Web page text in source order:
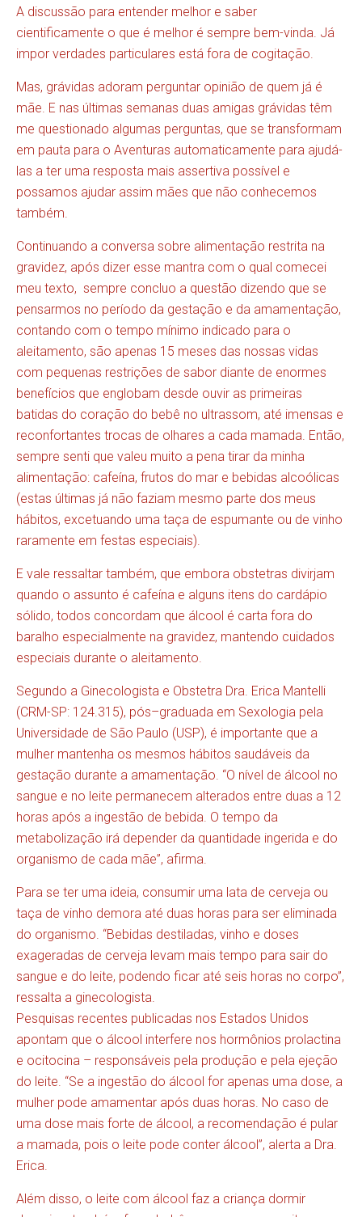
A discussão para entender melhor e saber
cientificamente o que é melhor é sempre bem-vinda. Já
impor verdades particulares está fora de cogitação.
Mas, grávidas adoram perguntar opinião de quem já é
mãe. E nas últimas semanas duas amigas grávidas têm
me questionado algumas perguntas, que se transformam
em pauta para o Aventuras automaticamente para ajudá-
las a ter uma resposta mais assertiva possível e
possamos ajudar assim mães que não conhecemos
também.
Continuando a conversa sobre alimentação restrita na
gravidez, após dizer esse mantra com o qual comecei
meu texto, sempre concluo a questão dizendo que se
pensarmos no período da gestação e da amamentação,
contando com o tempo mínimo indicado para o
aleitamento, são apenas 15 meses das nossas vidas
com pequenas restrições de sabor diante de enormes
benefícios que englobam desde ouvir as primeiras
batidas do coração do bebê no ultrassom, até imensas e
reconfortantes trocas de olhares a cada mamada. Então,
sempre senti que valeu muito a pena tirar da minha
alimentação: cafeína, frutos do mar e bebidas alcoólicas
(estas últimas já não faziam mesmo parte dos meus
hábitos, excetuando uma taça de espumante ou de vinho
raramente em festas especiais).
E vale ressaltar também, que embora obstetras divirjam
quando o assunto é cafeína e alguns itens do cardápio
sólido, todos concordam que álcool é carta fora do
baralho especialmente na gravidez, mantendo cuidados
especiais durante o aleitamento.
Segundo a Ginecologista e Obstetra Dra. Erica Mantelli
(CRM-SP: 124.315), pós–graduada em Sexologia pela
Universidade de São Paulo (USP), é importante que a
mulher mantenha os mesmos hábitos saudáveis da
gestação durante a amamentação. “O nível de álcool no
sangue e no leite permanecem alterados entre duas a 12
horas após a ingestão de bebida. O tempo da
metabolização irá depender da quantidade ingerida e do
organismo de cada mãe”, afirma.
Para se ter uma ideia, consumir uma lata de cerveja ou
taça de vinho demora até duas horas para ser eliminada
do organismo. “Bebidas destiladas, vinho e doses
exageradas de cerveja levam mais tempo para sair do
sangue e do leite, podendo ficar até seis horas no corpo”,
ressalta a ginecologista.
Pesquisas recentes publicadas nos Estados Unidos
apontam que o álcool interfere nos hormônios prolactina
e ocitocina – responsáveis pela produção e pela ejeção
do leite. “Se a ingestão do álcool for apenas uma dose, a
mulher pode amamentar após duas horas. No caso de
uma dose mais forte de álcool, a recomendação é pular
a mamada, pois o leite pode conter álcool”, alerta a Dra.
Erica.
Além disso, o leite com álcool faz a criança dormir